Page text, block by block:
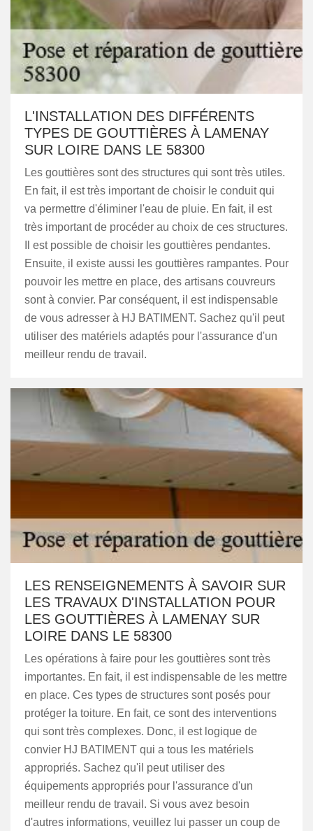
L'INSTALLATION DES DIFFÉRENTS
TYPES DE GOUTTIÈRES À LAMENAY
SUR LOIRE DANS LE 58300
Les gouttières sont des structures qui sont très utiles.
En fait, il est très important de choisir le conduit qui
va permettre d'éliminer l'eau de pluie. En fait, il est
très important de procéder au choix de ces structures.
Il est possible de choisir les gouttières pendantes.
Ensuite, il existe aussi les gouttières rampantes. Pour
pouvoir les mettre en place, des artisans couvreurs
sont à convier. Par conséquent, il est indispensable
de vous adresser à HJ BATIMENT. Sachez qu'il peut
utiliser des matériels adaptés pour l'assurance d'un
meilleur rendu de travail.
LES RENSEIGNEMENTS À SAVOIR SUR
LES TRAVAUX D'INSTALLATION POUR
LES GOUTTIÈRES À LAMENAY SUR
LOIRE DANS LE 58300
Les opérations à faire pour les gouttières sont très
importantes. En fait, il est indispensable de les mettre
en place. Ces types de structures sont posés pour
protéger la toiture. En fait, ce sont des interventions
qui sont très complexes. Donc, il est logique de
convier HJ BATIMENT qui a tous les matériels
appropriés. Sachez qu'il peut utiliser des
équipements appropriés pour l'assurance d'un
meilleur rendu de travail. Si vous avez besoin
d'autres informations, veuillez lui passer un coup de